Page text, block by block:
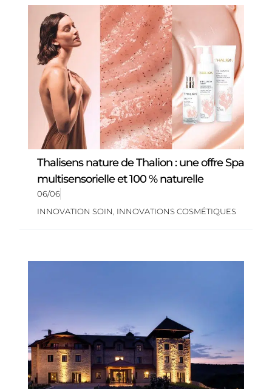
Thalisens nature de Thalion : une offre Spa
multisensorielle et 100 % naturelle
06/06
INNOVATION SOIN INNOVATIONS COSMÉTIQUES